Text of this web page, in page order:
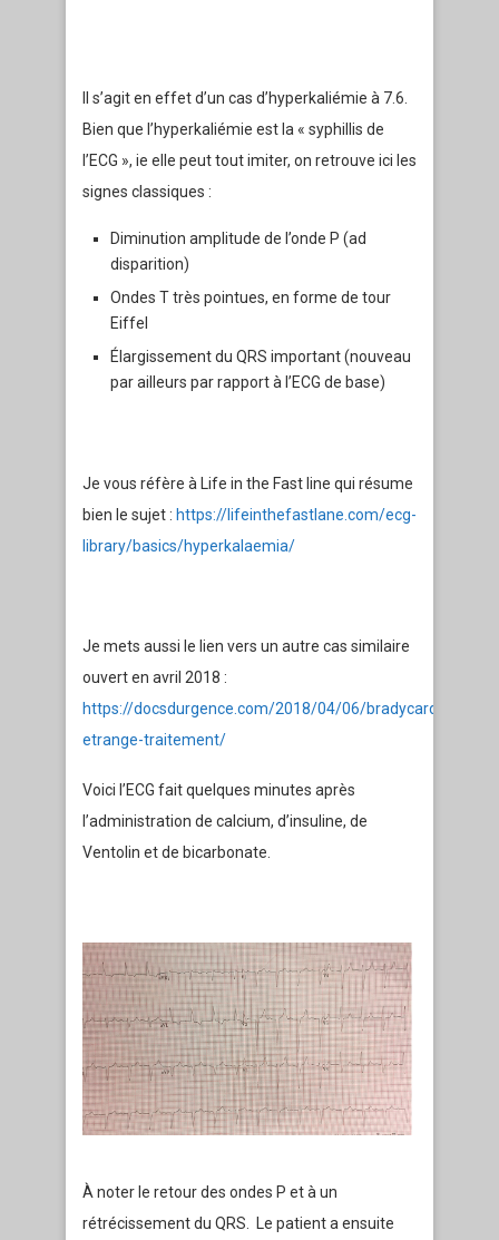
Il s’agit en effet d’un cas d’hyperkaliémie à 7.6.
Bien que l’hyperkaliémie est la « syphillis de
l’ECG », ie elle peut tout imiter, on retrouve ici les
signes classiques :
Diminution amplitude de l’onde P (ad
disparition)
Ondes T très pointues, en forme de tour
Eiffel
Élargissement du QRS important (nouveau
par ailleurs par rapport à l’ECG de base)
Je vous réfère à Life in the Fast line qui résume
bien le sujet : https://lifeinthefastlane.com/ecg-
library/basics/hyperkalaemia/
Je mets aussi le lien vers un autre cas similaire
ouvert en avril 2018 :
https://docsdurgence.com/2018/04/06/bradycardie-
etrange-traitement/
Voici l’ECG fait quelques minutes après
l’administration de calcium, d’insuline, de
Ventolin et de bicarbonate.
À noter le retour des ondes P et à un
rétrécissement du QRS. Le patient a ensuite